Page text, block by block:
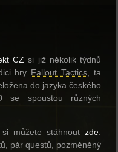
CZ si již několik týdnů
hry Fallout Tactics , ta
do jazyka českého
se spoustou různých
si můžete stáhnout zde
pár questů, pozměněný